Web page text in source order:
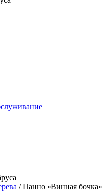
/Панно «Винная бочка»